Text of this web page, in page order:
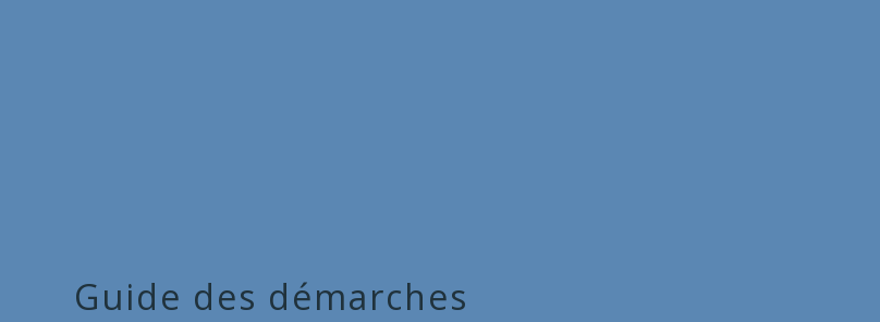
Guide des démarches